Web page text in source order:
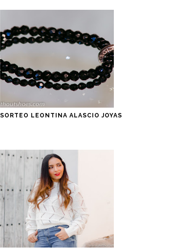
SORTEO LEONTINA ALASCIO JOYAS